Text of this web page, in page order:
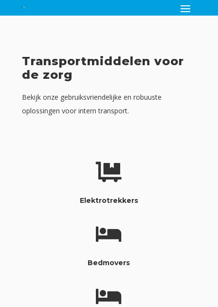
Transportmiddelen voor
de zorg
Bekijk onze gebruiksvriendelijke en robuuste
oplossingen voor intern transport.

Elektrotrekkers

Bedmovers
